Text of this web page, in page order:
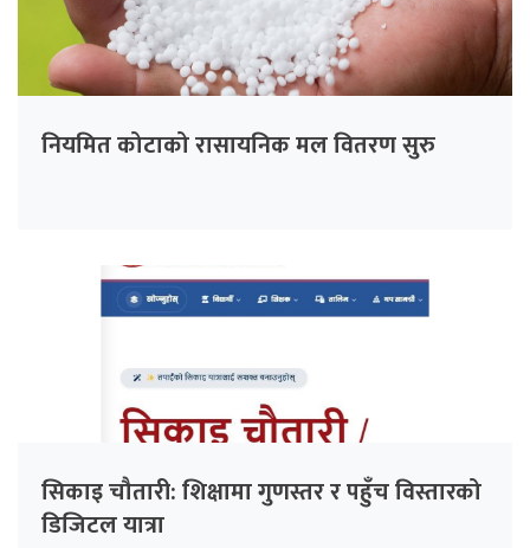
नियमित कोटाको रासायनिक मल वितरण सुरु
सिकाइ चौतारी: शिक्षामा गुणस्तर र पहुँच विस्तारको
डिजिटल यात्रा